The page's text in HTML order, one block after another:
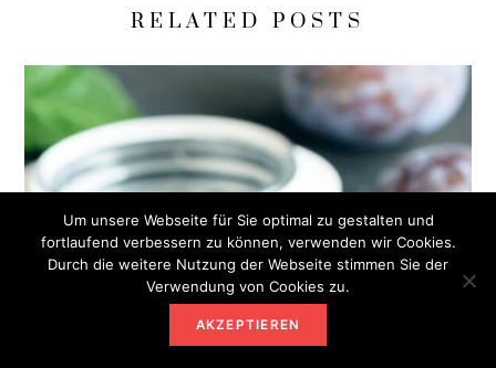
RELATED POSTS
Um unsere Webseite für Sie optimal zu gestalten und
fortlaufend verbessern zu können, verwenden wir Cookies.
Durch die weitere Nutzung der Webseite stimmen Sie der
Verwendung von Cookies zu.
AKZEPTIEREN